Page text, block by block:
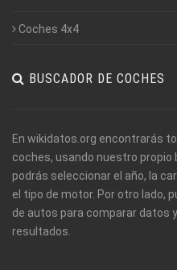
Coches 4x4
BUSCADOR DE COCHES
En wikidatos.org encontrarás
coches, usando nuestro propio
podrás seleccionar el año, la
el tipo de motor. Por otro lado,
de autos para comparar datos
resultados.